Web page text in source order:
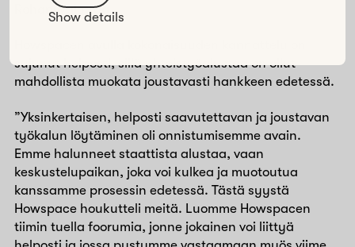
Show details
Rohani valottaa.
sujunut helposti, sillä yhteistyöalustaa on ollut
mahdollista muokata joustavasti hankkeen edetessä.
”Yksinkertaisen, helposti saavutettavan ja joustavan
työkalun löytäminen oli onnistumisemme avain.
Emme halunneet staattista alustaa, vaan
keskustelupaikan, joka voi kulkea ja muotoutua
kanssamme prosessin edetessä. Tästä syystä
Howspace houkutteli meitä. Luomme Howspacen
tiimin tuella foorumia, jonne jokainen voi liittyä